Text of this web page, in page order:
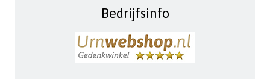
Bedrijfsinfo